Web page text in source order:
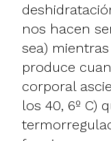
nos hacen
sea)
produce
corporal
los 40, 6º C)